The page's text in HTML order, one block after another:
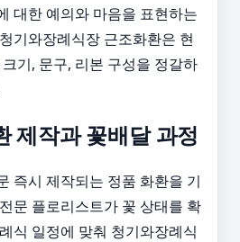
대한 예의와 마음을 표현하는
기와장례식장 근조화환은 현
기, 문구, 리본 구성을 정갈하
제작과 꽃배달 과정
즉시 제작되는 정품 화환을 기
문 플로리스트가 꽃 상태를 확
식 일정에 맞춰 청기와장례식